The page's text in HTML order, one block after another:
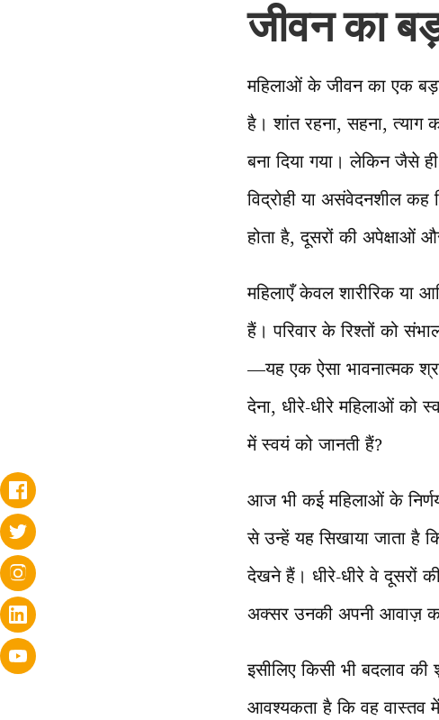
जीवन का
महिलाओं के जीवन का एक
है। शांत रहना, सहना,
बना दिया गया। लेकिन जैसे
विद्रोही या असंवेदनशील कह
होता है, दूसरों की अपेक्षाओं
महिलाएँ केवल शारीरिक या
हैं। परिवार के रिश्तों को
—यह एक ऐसा भावनात्मक
देना, धीरे-धीरे महिलाओं को
में स्वयं को जानती हैं?
आज भी कई महिलाओं के
से उन्हें यह सिखाया जाता है
देखने हैं। धीरे-धीरे वे दूसरों
अक्सर उनकी अपनी आवाज़
इसीलिए किसी भी बदलाव
आवश्यकता है कि वह वास्तव